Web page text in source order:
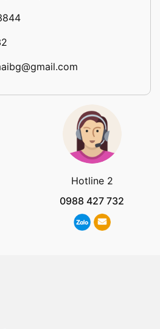
Hotline 2
0988 427 732